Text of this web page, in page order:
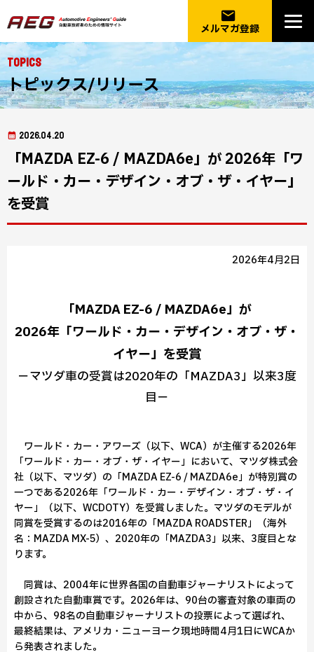
email
メルマガ登録
Topics
トピックス/リリース
2026.04.20
「MAZDA EZ-6 / MAZDA6e」が 2026年「ワ
ールド・カー・デザイン・オブ・ザ・イヤー」
を受賞
2026年4月2日
「MAZDA EZ-6 / MAZDA6e」が
2026年「ワールド・カー・デザイン・オブ・ザ・
イヤー」を受賞
－マツダ車の受賞は2020年の「MAZDA3」以来3度
目－
ワールド・カー・アワーズ（以下、WCA）が主催する2026年
「ワールド・カー・オブ・ザ・イヤー」において、マツダ株式会
社（以下、マツダ）の「MAZDA EZ-6 / MAZDA6e」が特別賞の
一つである2026年「ワールド・カー・デザイン・オブ・ザ・イ
ヤー」（以下、WCDOTY）を受賞しました。マツダのモデルが
同賞を受賞するのは2016年の「MAZDA ROADSTER」（海外
名：MAZDA MX-5）、2020年の「MAZDA3」以来、3度目とな
ります。
同賞は、2004年に世界各国の自動車ジャーナリストによって
創設された自動車賞です。2026年は、90台の審査対象の車両の
中から、98名の自動車ジャーナリストの投票によって選ばれ、
最終結果は、アメリカ・ニューヨーク現地時間4月1日にWCAか
ら発表されました。